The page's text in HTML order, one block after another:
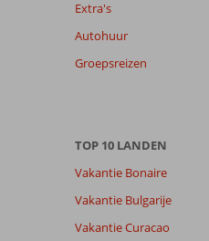
info
Totale score
Gebaseerd op:
68,0
Zeer goed
Extra's
Autohuur
Groepsreizen
TOP 10 LANDEN
Vakantie Bonaire
Vakantie Bulgarije
Vakantie Curacao